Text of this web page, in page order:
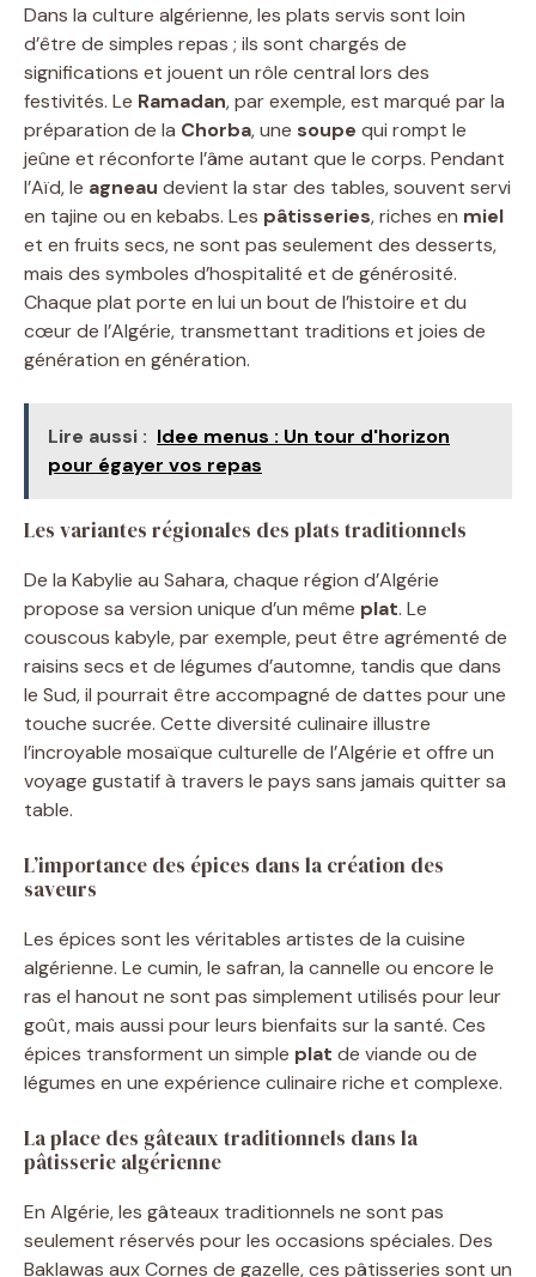
Dans la culture algérienne, les plats servis sont loin
d’être de simples repas ; ils sont chargés de
significations et jouent un rôle central lors des
festivités. Le Ramadan, par exemple, est marqué par la
préparation de la Chorba, une soupe qui rompt le
jeûne et réconforte l’âme autant que le corps. Pendant
l’Aïd, le agneau devient la star des tables, souvent servi
en tajine ou en kebabs. Les pâtisseries, riches en miel
et en fruits secs, ne sont pas seulement des desserts,
mais des symboles d’hospitalité et de générosité.
Chaque plat porte en lui un bout de l’histoire et du
cœur de l’Algérie, transmettant traditions et joies de
génération en génération.
Lire aussi : Idee menus : Un tour d'horizon
pour égayer vos repas
Les variantes régionales des plats traditionnels
De la Kabylie au Sahara, chaque région d’Algérie
propose sa version unique d’un même plat. Le
couscous kabyle, par exemple, peut être agrémenté de
raisins secs et de légumes d’automne, tandis que dans
le Sud, il pourrait être accompagné de dattes pour une
touche sucrée. Cette diversité culinaire illustre
l’incroyable mosaïque culturelle de l’Algérie et offre un
voyage gustatif à travers le pays sans jamais quitter sa
table.
L’importance des épices dans la création des
saveurs
Les épices sont les véritables artistes de la cuisine
algérienne. Le cumin, le safran, la cannelle ou encore le
ras el hanout ne sont pas simplement utilisés pour leur
goût, mais aussi pour leurs bienfaits sur la santé. Ces
épices transforment un simple plat de viande ou de
légumes en une expérience culinaire riche et complexe.
La place des gâteaux traditionnels dans la
pâtisserie algérienne
En Algérie, les gâteaux traditionnels ne sont pas
seulement réservés pour les occasions spéciales. Des
Baklawas aux Cornes de gazelle, ces pâtisseries sont un